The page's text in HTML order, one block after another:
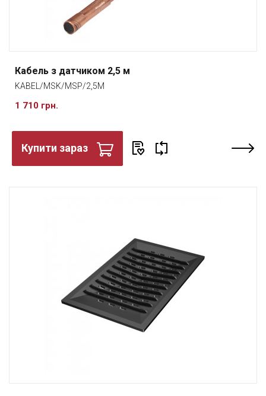
Кабель з датчиком 2,5 м
KABEL/MSK/MSP/2,5M
1 710 грн.
Купити зараз